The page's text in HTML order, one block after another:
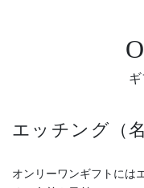
エッチング（
オンリーワンギフトには